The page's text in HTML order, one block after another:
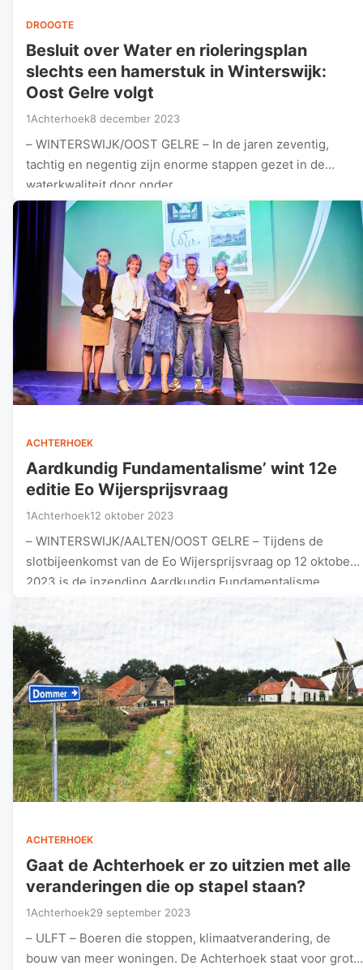
DROOGTE
Besluit over Water en rioleringsplan
slechts een hamerstuk in Winterswijk:
Oost Gelre volgt
1Achterhoek8 december 2023
– WINTERSWIJK/OOST GELRE – In de jaren zeventig,
tachtig en negentig zijn enorme stappen gezet in de
waterkwaliteit door onder…
ACHTERHOEK
Aardkundig Fundamentalisme’ wint 12e
editie Eo Wijersprijsvraag
1Achterhoek12 oktober 2023
– WINTERSWIJK/AALTEN/OOST GELRE – Tijdens de
slotbijeenkomst van de Eo Wijersprijsvraag op 12 oktober
2023 is de inzending Aardkundig Fundamentalisme…
ACHTERHOEK
Gaat de Achterhoek er zo uitzien met alle
veranderingen die op stapel staan?
1Achterhoek29 september 2023
– ULFT – Boeren die stoppen, klimaatverandering, de
bouw van meer woningen. De Achterhoek staat voor grote